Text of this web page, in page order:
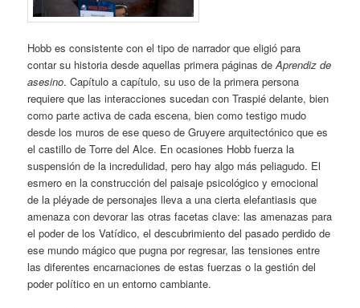
Hobb es consistente con el tipo de narrador que eligió para
contar su historia desde aquellas primera páginas deAprendiz de
asesino. Capítulo a capítulo, su uso de la primera persona
requiere que las interacciones sucedan con Traspié delante, bien
como parte activa de cada escena, bien como testigo mudo
desde los muros de ese queso de Gruyere arquitectónico que es
el castillo de Torre del Alce. En ocasiones Hobb fuerza la
suspensión de la incredulidad, pero hay algo más peliagudo. El
esmero en la construcción del paisaje psicológico y emocional
de la pléyade de personajes lleva a una cierta elefantiasis que
amenaza con devorar las otras facetas clave: las amenazas para
el poder de los Vatídico, el descubrimiento del pasado perdido de
ese mundo mágico que pugna por regresar, las tensiones entre
las diferentes encarnaciones de estas fuerzas o la gestión del
poder político en un entorno cambiante.